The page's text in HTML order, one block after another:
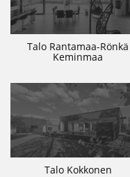
Talo Rantamaa-Rönkä
Keminmaa
Talo Kokkonen